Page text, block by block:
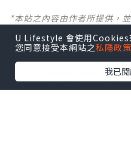
*本站之內容由作者所提供，
任。
【 U Creator 招募 】
出Post賺現金獎賞 l登記
U Lifestyle 會使用Cookies
您同意接受本網站之私隱政
我已